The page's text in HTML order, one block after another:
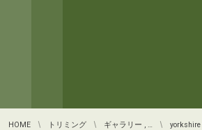
HOME トリミング ギャラリー , …